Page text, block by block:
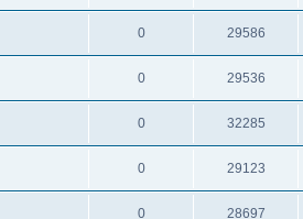
0 29586
0 29536
0 32285
0 29123
0 28697